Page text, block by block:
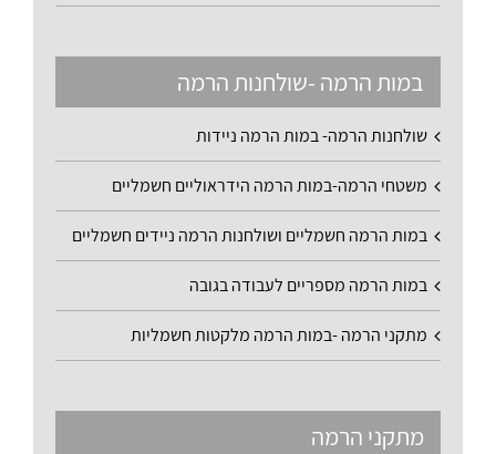
במות הרמה -שולחנות הרמה
שולחנות הרמה- במות הרמה ניידות
משטחי הרמה-במות הרמה הידראוליים חשמליים
במות הרמה חשמליים ושולחנות הרמה ניידים חשמליים
במות הרמה מספריים לעבודה בגובה
מתקני הרמה -במות הרמה מלקטות חשמליות
מתקני הרמה